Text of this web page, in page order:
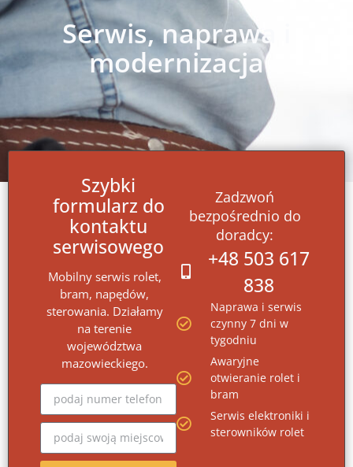
Serwis, naprawa i
modernizacja
Szybki
formularz do
kontaktu
serwisowego
Mobilny serwis rolet,
bram, napędów,
sterowania. Działamy
na terenie
województwa
mazowieckiego.
Zadzwoń
bezpośrednio do
doradcy:
+48 503 617
838
Naprawa i serwis
czynny 7 dni w
tygodniu
Awaryjne
otwieranie rolet i
bram
Serwis elektroniki i
sterowników rolet